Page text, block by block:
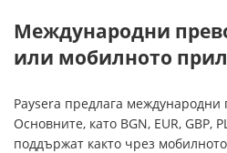
Международни
или мобилното
Paysera предлага международни
Основните, като BGN, EUR, GBP,
поддържат както чрез